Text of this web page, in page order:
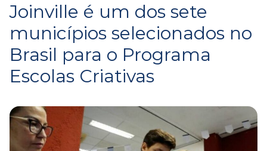
Joinville é um dos sete
municípios selecionados no
Brasil para o Programa
Escolas Criativas